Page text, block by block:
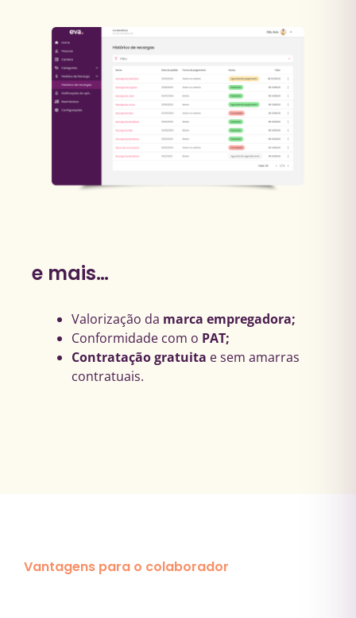
e mais…
Valorização da marca empregadora;
Conformidade com o PAT;
Contratação gratuita e sem amarras
contratuais.
Vantagens para o colaborador